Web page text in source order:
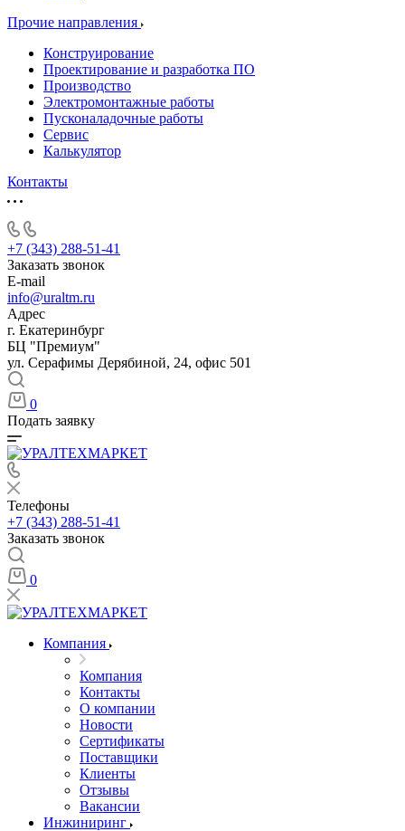
Прочие направления
Конструирование
Проектирование и разработка ПО
Производство
Электромонтажные работы
Пусконаладочные работы
Сервис
Калькулятор
Контакты
+7 (343) 288-51-41
Заказать звонок
E-mail
info@uraltm.ru
Адрес
г. Екатеринбург
БЦ "Премиум"
ул. Серафимы Дерябиной, 24, офис 501
0
Подать заявку
Телефоны
+7 (343) 288-51-41
Заказать звонок
0
Компания
Компания
Контакты
О компании
Новости
Сертификаты
Поставщики
Клиенты
Отзывы
Вакансии
Инжиниринг